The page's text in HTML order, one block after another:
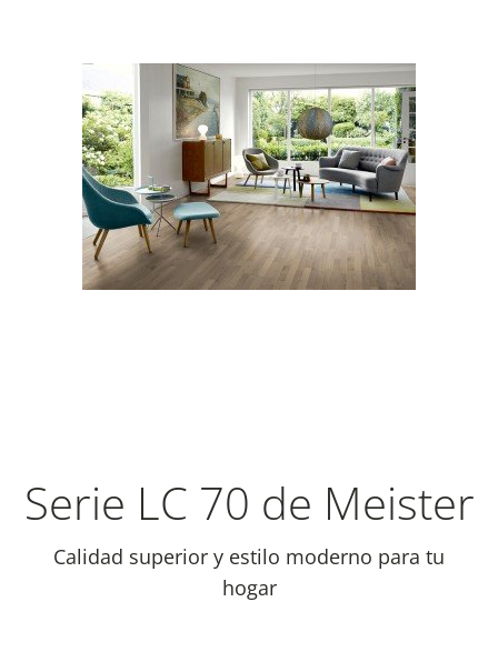
Serie LC 70 de Meister
Calidad superior y estilo moderno para tu
hogar